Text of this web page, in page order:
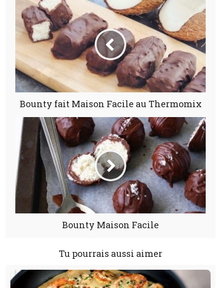
Bounty fait Maison Facile au Thermomix
Bounty Maison Facile
Tu pourrais aussi aimer